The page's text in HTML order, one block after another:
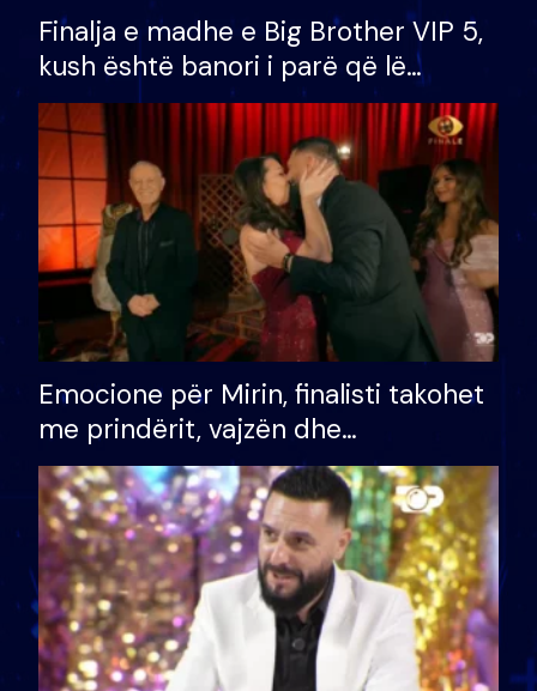
Finalja e madhe e Big Brother VIP 5,
kush është banori i parë që lë
shtëpinë dhe humb mundësinë për
të fituar çmimin e madh
Emocione për Mirin, finalisti takohet
me prindërit, vajzën dhe
bashkëshorten: S’kemi ndonjë letër
divorci apo jo?